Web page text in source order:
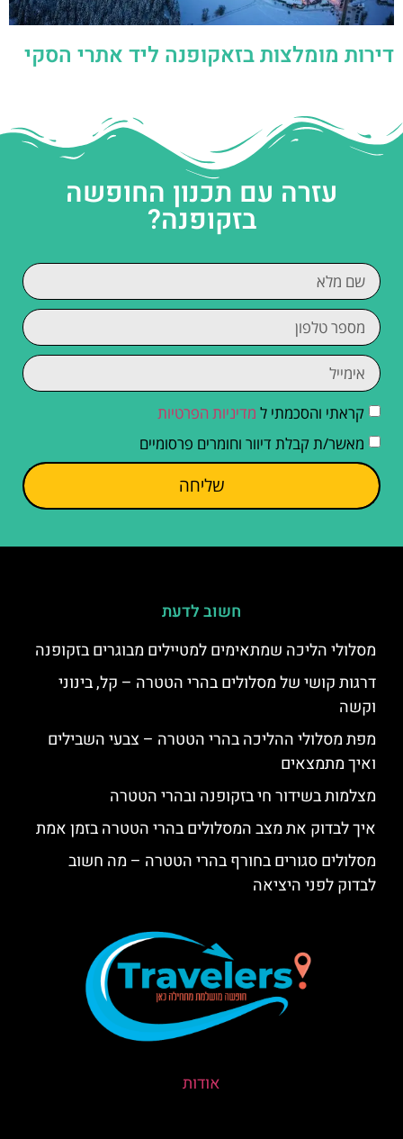
דירות מומלצות בזאקופנה ליד אתרי הסקי
עזרה עם תכנון החופשה
בזקופנה?
קראתי והסכמתי ל מדיניות הפרטיות
מאשר/ת קבלת דיוור וחומרים פרסומיים
שליחה
חשוב לדעת
מסלולי הליכה שמתאימים למטיילים מבוגרים בזקופנה
דרגות קושי של מסלולים בהרי הטטרה – קל, בינוני
וקשה
מפת מסלולי ההליכה בהרי הטטרה – צבעי השבילים
ואיך מתמצאים
מצלמות בשידור חי בזקופנה ובהרי הטטרה
איך לבדוק את מצב המסלולים בהרי הטטרה בזמן אמת
מסלולים סגורים בחורף בהרי הטטרה – מה חשוב
לבדוק לפני היציאה
אודות